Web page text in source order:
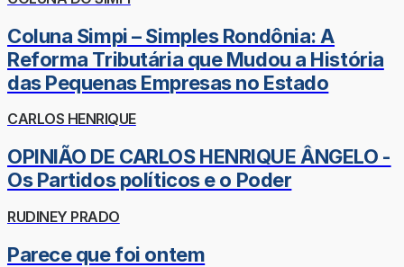
Coluna Simpi – Simples Rondônia: A
Reforma Tributária que Mudou a História
das Pequenas Empresas no Estado
CARLOS HENRIQUE
OPINIÃO DE CARLOS HENRIQUE ÂNGELO -
Os Partidos políticos e o Poder
RUDINEY PRADO
Parece que foi ontem